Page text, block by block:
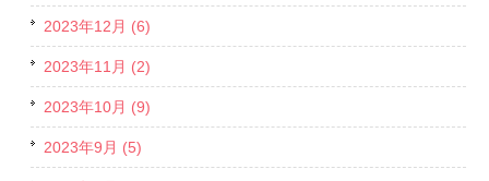
2023年12月 (6)
2023年11月 (2)
2023年10月 (9)
2023年9月 (5)